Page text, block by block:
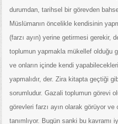
durumdan, tarihsel bir görevden
Müslümanın öncelikle kendisinin
(farzı ayın) yerine getirmesi gerekir,
toplumun yapmakla mükellef olduğu
ve onların içinde kendi
yapmalıdır, der. Zira kitapta geçtiği
sorumludur. Gazali toplumun görevi
görevleri farzı ayın olarak görüyor ve
tanımlıyor. Bugün sanki bu kavramı